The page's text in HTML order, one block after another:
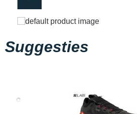
Suggesties